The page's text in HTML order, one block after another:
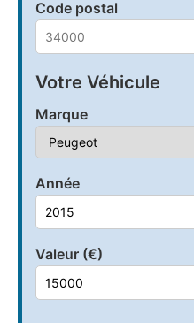
Code postal
Votre Véhicule
Marque
Année
Valeur (€)